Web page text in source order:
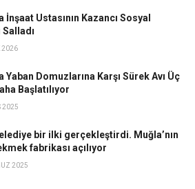
İnşaat Ustasının Kazancı Sosyal
Salladı
2026
Yaban Domuzlarına Karşı Sürek Avı Üç
Başlatılıyor
2025
bir ilki gerçekleştirdi. Muğla’nın
fabrikası açılıyor
2025